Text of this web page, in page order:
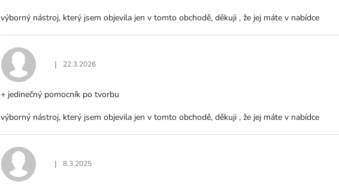
D
N
O
C
E
N
výborný nástroj, který jsem objevila jen v tomto obchodě, děkuji , že jej máte v nabídce
Hodnocení produktu je 1 z 5 hvězdiček.
| 22.3.2026
+ jedinečný pomocník po tvorbu
výborný nástroj, který jsem objevila jen v tomto obchodě, děkuji , že jej máte v nabídce
Hodnocení produktu je 5 z 5 hvězdiček.
| 8.3.2025